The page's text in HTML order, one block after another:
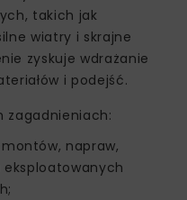
takich jak
wiatry i skrajne
zyskuje wdrażanie
i podejść.
zagadnieniach:
napraw,